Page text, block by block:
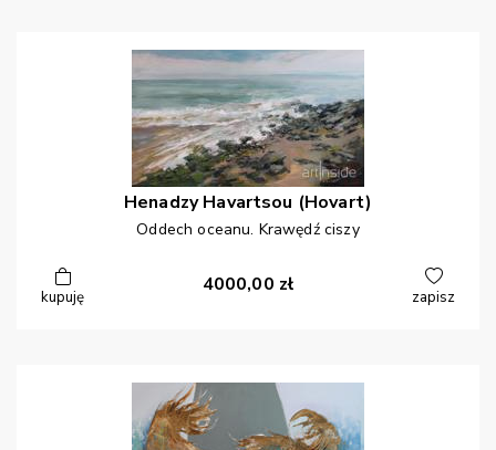
Henadzy Havartsou (Hovart)
Oddech oceanu. Krawędź ciszy
kupuję
4000,00 zł
zapisz